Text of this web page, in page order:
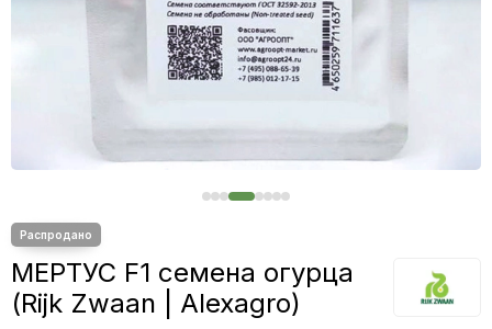
Цикорий
МЕРТУС F1 семена огурца
(Rijk Zwaan | Alexagro)